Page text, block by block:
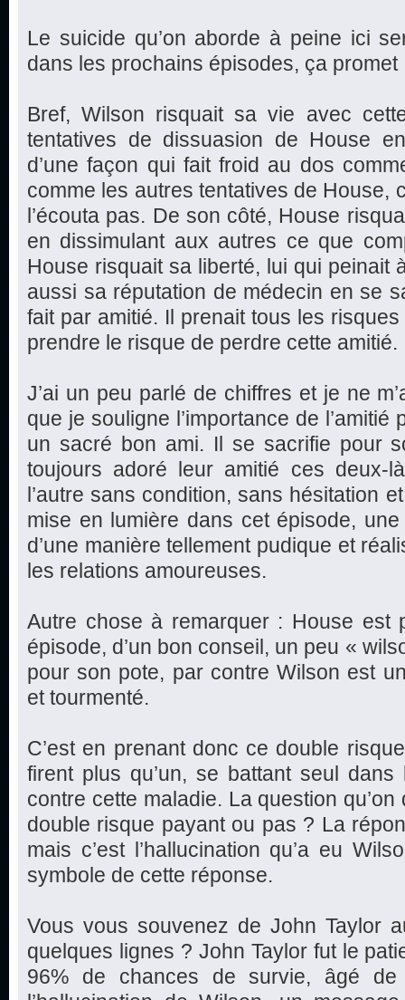
Le suicide qu’on aborde à peine ici
dans les prochains épisodes, ça promet
Bref, Wilson risquait sa vie avec
tentatives de dissuasion de House
d’une façon qui fait froid au dos
comme les autres tentatives de House,
l’écouta pas. De son côté, House
en dissimulant aux autres ce que
House risquait sa liberté, lui qui peinait
aussi sa réputation de médecin en se
fait par amitié. Il prenait tous les
prendre le risque de perdre cette amitié.
J’ai un peu parlé de chiffres et je ne
que je souligne l’importance de l’amitié
un sacré bon ami. Il se sacrifie pour
toujours adoré leur amitié ces deux-
l’autre sans condition, sans hésitation
mise en lumière dans cet épisode,
d’une manière tellement pudique et
les relations amoureuses.
Autre chose à remarquer : House est
épisode, d’un bon conseil, un peu «
pour son pote, par contre Wilson est
et tourmenté.
C’est en prenant donc ce double
firent plus qu’un, se battant seul
contre cette maladie. La question
double risque payant ou pas ? La
mais c’est l’hallucination qu’a eu
symbole de cette réponse.
Vous vous souvenez de John Taylor
quelques lignes ? John Taylor fut le
96% de chances de survie, âgé